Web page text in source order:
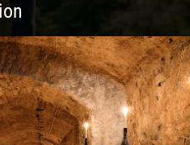
Geist und Energie
| Bewusstsein für